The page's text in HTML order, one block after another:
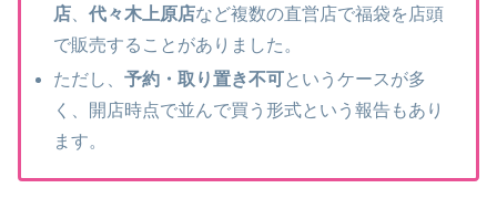
店 、代々木上原店など複数の直営店で福袋を店頭
で販売することがありました。
ただし、予約・取り置き不可というケースが多
く、開店時点で並んで買う形式という報告もあり
ます。